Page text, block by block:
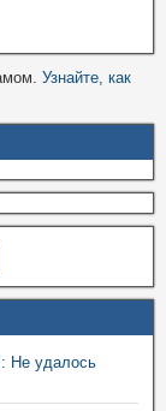
Узнайте, как
Не удалось